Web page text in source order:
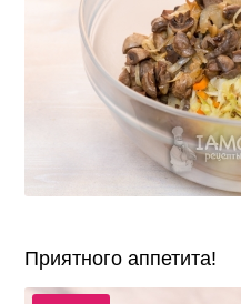
Приятного аппетита!